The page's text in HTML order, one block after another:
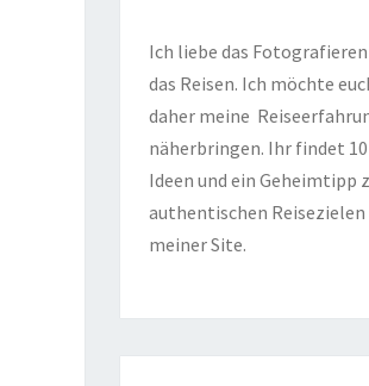
Ich liebe das
das Reisen. Ich möchte
daher meine
näherbringen. Ihr findet 10
Ideen und ein Geheimtipp
authentischen Reisezielen
meiner Site.